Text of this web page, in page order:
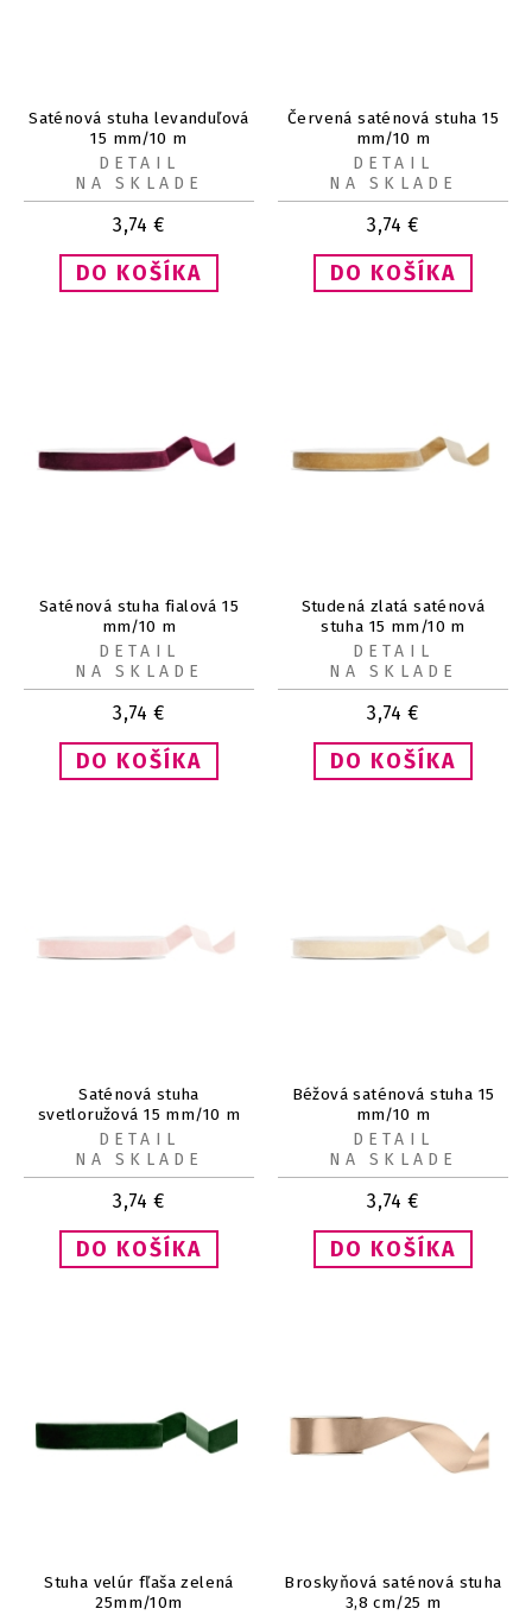
Saténová stuha levanduľová
15 mm/10 m
3,74 €
DETAIL
NA SKLADE
Červená saténová stuha 15
mm/10 m
3,74 €
DETAIL
NA SKLADE
Saténová stuha fialová 15
mm/10 m
3,74 €
DETAIL
NA SKLADE
Studená zlatá saténová
stuha 15 mm/10 m
3,74 €
DETAIL
NA SKLADE
Saténová stuha
svetloružová 15 mm/10 m
3,74 €
DETAIL
NA SKLADE
Béžová saténová stuha 15
mm/10 m
3,74 €
DETAIL
NA SKLADE
Stuha velúr fľaša zelená
25mm/10m
Broskyňová saténová stuha
3,8 cm/25 m